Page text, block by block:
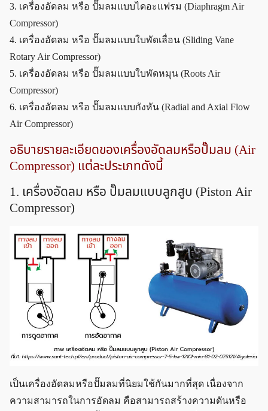
3. เครื่องอัดลม หรือ ปั๊มลมแบบไดอะแฟรม (Diaphragm Air
Compressor)
4. เครื่องอัดลม หรือ ปั๊มลมแบบใบพัดเลื่อน (Sliding Vane
Rotary Air Compressor)
5. เครื่องอัดลม หรือ ปั๊มลมแบบใบพัดหมุน (Roots Air
Compressor)
6. เครื่องอัดลม หรือ ปั๊มลมแบบกังหัน (Radial and Axial Flow
Air Compressor)
อธิบายรายละเอียดของเครื่องอัดลมหรือปั๊มลม (Air
Compressor) แต่ละประเภทดังนี้
1. เครื่องอัดลม หรือ ปั๊มลมแบบลูกสูบ (Piston Air
Compressor)
เป็นเครื่องอัดลมหรือปั๊มลมที่นิยมใช้กันมากที่สุด เนื่องจาก
ความสามารถในการอัดลม คือสามารถสร้างความดันหรือ